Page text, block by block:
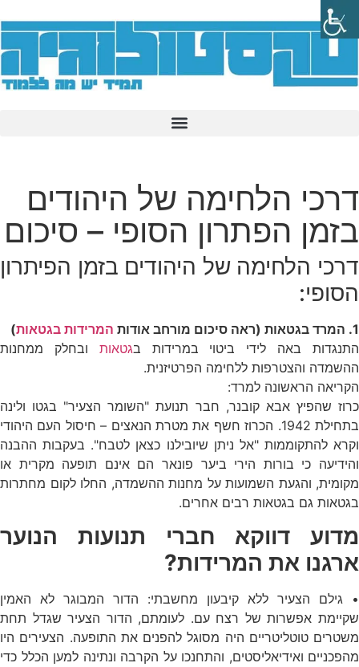
דרכי הלחימה של היהודים
בזמן הפתרון הסופי – סיכום
דרכי הלחימה של היהודים בזמן הפיתרון
הסופי:
1. המרד בגטאות (ראה סיכום מורחב אודות המרידות בגטאות)
התנגדות באה לידי ביטוי במרידות בגטאות ובחלק ממחנות
ההשמדה והצטרפות ללחימה הפרטיזנית.
הקריאה הראשונה למרד:
כרוז שהפיץ אבא קובנר, חבר תנועת "השומר הצעיר" בגטו ולינה
בתחילת 1942. הכרוז חשף את מטרת הנאצים – חיסול העם היהודי
וקרא להתקוממות "אל ניתן שיובילנו כצאן לטבח". בעקבות ההבנה
והידיעה כי בורות הירי ביער פונאר הם אינם תופעה מקרית או
מקומית, והגעת השמועות על מחנות ההשמדה, החלו לקום מחתרות
בגטאות גם בגטאות רבים אחרים.
מדוע דווקא חברי תנועות הנוער
ארגנו את המרידות?
• גילם הצעיר ללא קיבעון מחשבתי: הדור המבוגר לא האמין
שקיימת אפשרות של רצח עם. לעומתם, הדור הצעיר שגדל תחת
משטרים טוטליטריים היה מסוגל להפנים את התופעה. הצעירים היו
מהפכניים ואידיאליסטים, והתחנכו על הקרבה ונתינה למען הכלל כדי